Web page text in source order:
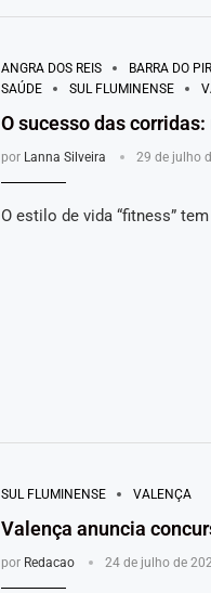
ANGRA DOS REIS BARRA DO
SAÚDE
SUL FLUMINENSE
O sucesso das
por Lanna Silveira 29 de julho
O estilo de vida “fitness”
SUL FLUMINENSE VALENÇA
Valença anuncia
por Redacao 24 de julho de